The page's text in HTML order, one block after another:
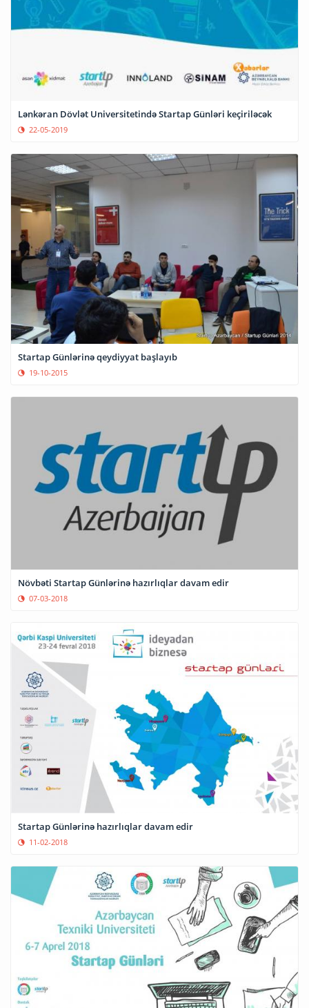
Lənkəran Dövlət Universitetində Startap Günləri keçiriləcək
22-05-2019
Startap Günlərinə qeydiyyat başlayıb
19-10-2015
Növbəti Startap Günlərinə hazırlıqlar davam edir
07-03-2018
Startap Günlərinə hazırlıqlar davam edir
11-02-2018